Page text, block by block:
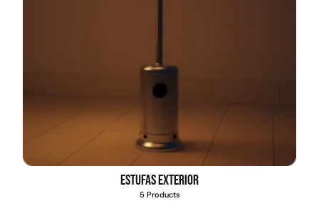
Estufas exterior
5 Products